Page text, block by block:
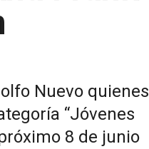
Nuevo quienes
“Jóvenes
8 de junio